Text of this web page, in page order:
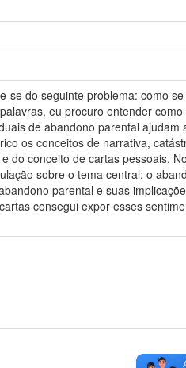
se do seguinte problema: como
eu procuro entender como
de abandono parental ajudam
os conceitos de narrativa,
do conceito de cartas pessoais.
sobre o tema central: o
parental e suas
consegui expor esses